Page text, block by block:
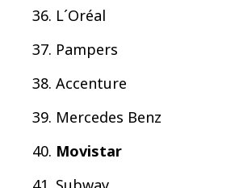
L´Oréal
Pampers
Accenture
Mercedes Benz
Movistar